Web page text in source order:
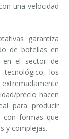
una velocidad
garantiza
de botellas en
en el sector de
tecnológico, los
precio hacen
para producir
con formas que
y complejas.